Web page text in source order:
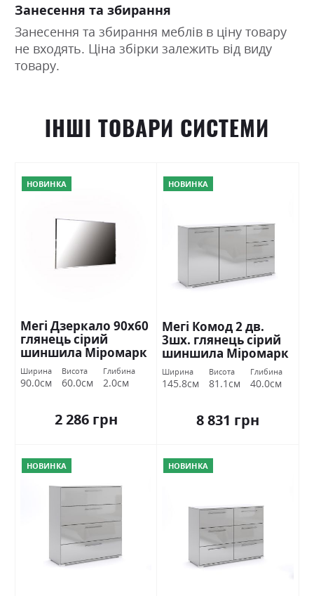
Занесення та збирання
Занесення та збирання меблів в ціну товару
не входять. Ціна збірки залежить від виду
товару.
ІНШІ ТОВАРИ СИСТЕМИ
НОВИНКА
Мегі Дзеркало 90х60
глянець сірий
шиншила Міромарк
Ширина
90.0см
Висота
60.0см
Глибина
2.0см
2 286 грн
НОВИНКА
Мегі Комод 2 дв.
3шх. глянець сірий
шиншила Міромарк
Ширина
145.8см
Висота
81.1см
Глибина
40.0см
8 831 грн
НОВИНКА НОВИНКА